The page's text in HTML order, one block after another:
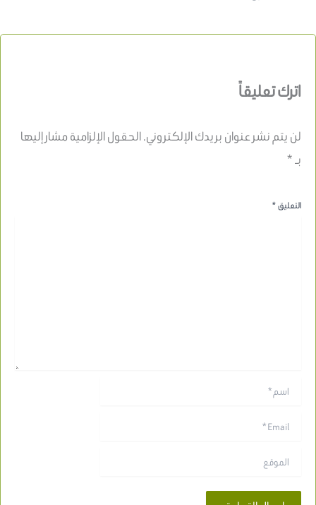
اترك تعليقاً
لن يتم نشر عنوان بريدك الإلكتروني.الحقول الإلزامية مشار إليها
بـ*
التعليق*